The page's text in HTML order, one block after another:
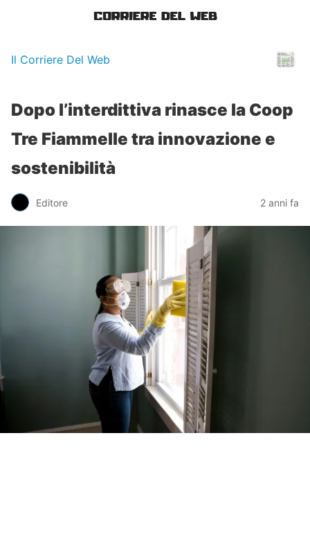
Il Corriere Del Web
Dopo l’interdittiva rinasce la Coop
Tre Fiammelle tra innovazione e
sostenibilità
Editore 2 anni fa